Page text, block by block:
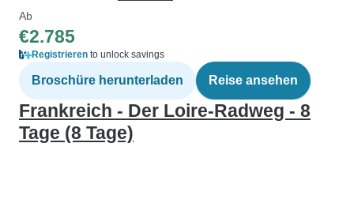
Ab
€2.785
Registrieren to unlock savings
Broschüre herunterladen Reise ansehen
Frankreich - Der Loire-Radweg - 8
Tage (8 Tage)